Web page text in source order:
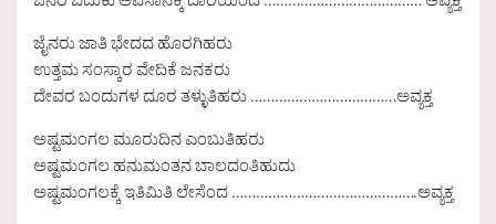
ಜೈನರು ಜಾತಿ ಭೇದದ ಹೊರಗಿಹರು
ಉತ್ತಮ ಸಂಸ್ಕಾರ ವೇದಿಕೆ ಜನಕರು
ದೇವರ ಬಂದುಗಳ ದೂರ ತಳ್ಳುತಿಹರು ………………………………ಅವ್ಯಕ್ತ
ಅಷ್ಟಮಂಗಲ ಮೂರುದಿನ ಎಂಬುತಿಹರು
ಅಷ್ಟಮಂಗಲ ಹನುಮಂತನ ಬಾಲದಂತಿಹುದು
ಅಷ್ಟಮಂಗಲಕ್ಕೆ ಇತಿಮಿತಿ ಲೇಸೆಂದ ……………………………………….ಅವ್ಯಕ್ತ